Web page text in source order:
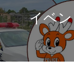
イベ
LINE
スポ